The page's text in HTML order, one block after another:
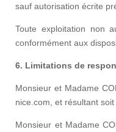
sauf autorisation écrite
Toute exploitation non
conformément aux
6. Limitations de
Monsieur et Madame
nice.com, et résultant soit
Monsieur et Madame